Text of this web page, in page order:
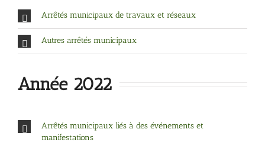
Arrêtés municipaux de travaux et réseaux
Autres arrêtés municipaux
Année 2022
Arrêtés municipaux liés à des événements et
manifestations